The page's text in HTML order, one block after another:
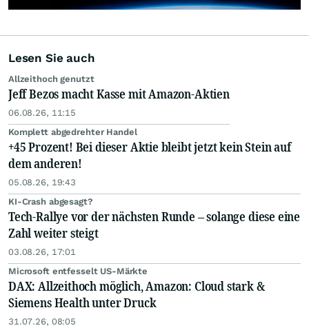
Lesen Sie auch
Allzeithoch genutzt
Jeff Bezos macht Kasse mit Amazon-Aktien
06.08.26, 11:15
Komplett abgedrehter Handel
+45 Prozent! Bei dieser Aktie bleibt jetzt kein Stein auf
dem anderen!
05.08.26, 19:43
KI-Crash abgesagt?
Tech-Rallye vor der nächsten Runde – solange diese eine
Zahl weiter steigt
03.08.26, 17:01
Microsoft entfesselt US-Märkte
DAX: Allzeithoch möglich, Amazon: Cloud stark &
Siemens Health unter Druck
31.07.26, 08:05